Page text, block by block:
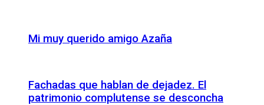
Mi muy querido amigo Azaña
Fachadas que hablan de dejadez. El
patrimonio complutense se desconcha